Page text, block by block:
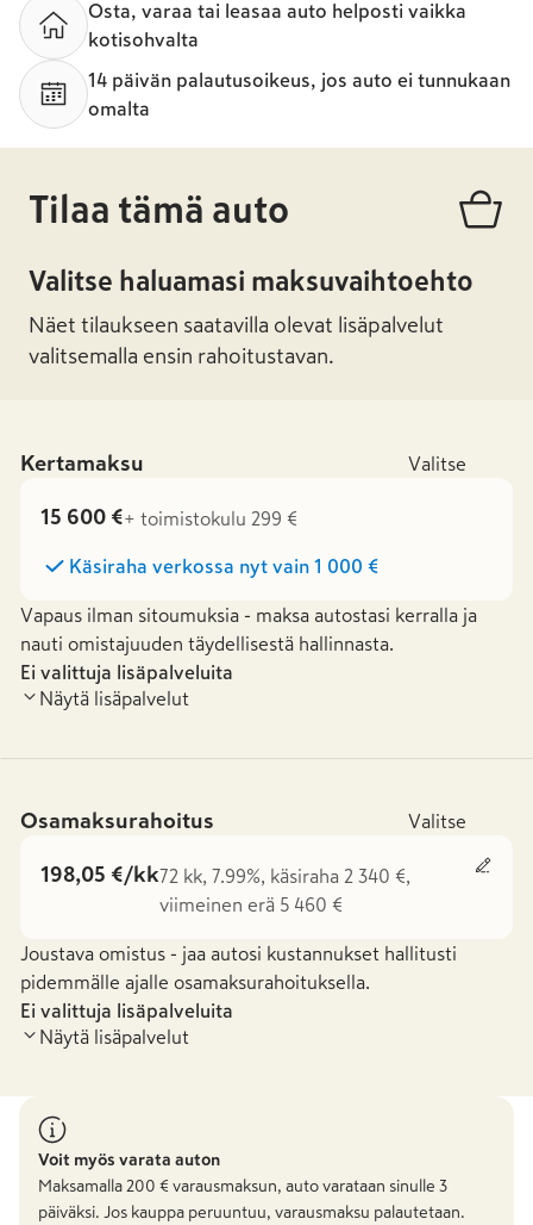
Osta, varaa tai leasaa auto helposti vaikka
kotisohvalta
14 päivän palautusoikeus, jos auto ei tunnukaan
omalta
Tilaa tämä auto
Valitse haluamasi maksuvaihtoehto
Näet tilaukseen saatavilla olevat lisäpalvelut
valitsemalla ensin rahoitustavan.
Kertamaksu Valitse
15 600 €+ toimistokulu 299 €
Käsiraha verkossa nyt vain 1 000 €
Vapaus ilman sitoumuksia - maksa autostasi kerralla ja
nauti omistajuuden täydellisestä hallinnasta.
Ei valittuja lisäpalveluita
Näytä lisäpalvelut
Osamaksurahoitus Valitse
198,05 €/kk72 kk, 7.99%, käsiraha 2 340 €,
viimeinen erä 5 460 €
Joustava omistus - jaa autosi kustannukset hallitusti
pidemmälle ajalle osamaksurahoituksella.
Ei valittuja lisäpalveluita
Näytä lisäpalvelut
Voit myös varata auton
Maksamalla 200 € varausmaksun, auto varataan sinulle 3
päiväksi. Jos kauppa peruuntuu, varausmaksu palautetaan.